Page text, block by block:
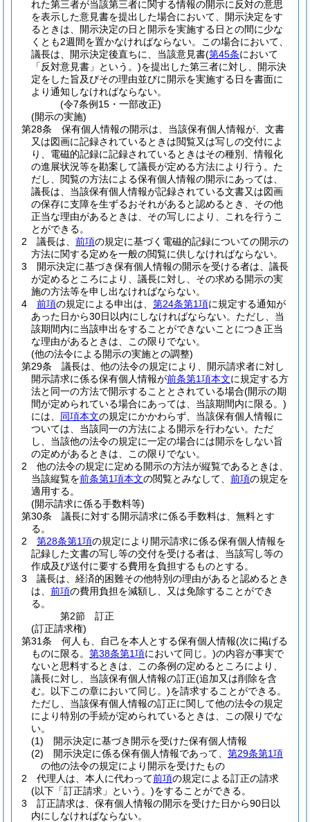
れた第三者が当該第三者に関する情報の開示に反対の意思
を表示した意見書を提出した場合において、開示決定をす
るときは、開示決定の日と開示を実施する日との間に少な
くとも2週間を置かなければならない。
この場合において、
議長は、開示決定後直ちに、当該意見書(第45条において
「反対意見書」という。)を提出した第三者に対し、開示決
定をした旨及びその理由並びに開示を実施する日を書面に
より通知しなければならない。
(令7条例15・一部改正)
(開示の実施)
第28条
保有個人情報の開示は、当該保有個人情報が、文書
又は図画に記録されているときは閲覧又は写しの交付によ
り、電磁的記録に記録されているときはその種別、情報化
の進展状況等を勘案して議長が定める方法により行う。 た
だし、閲覧の方法による保有個人情報の開示にあっては、
議長は、当該保有個人情報が記録されている文書又は図画
の保存に支障を生ずるおそれがあると認めるとき、その他
正当な理由があるときは、その写しにより、これを行うこ
とができる。
2
議長は、 前項の規定に基づく電磁的記録についての開示の
方法に関する定めを一般の閲覧に供しなければならない。
3
開示決定に基づき保有個人情報の開示を受ける者は、議長
が定めるところにより、議長に対し、その求める開示の実
施の方法等を申し出なければならない。
4
前項の規定による申出は、 第24条第1項に規定する通知が
あった日から30日以内にしなければならない。 ただし、当
該期間内に当該申出をすることができないことにつき正当
な理由があるときは、この限りでない。
(他の法令による開示の実施との調整)
第29条
議長は、他の法令の規定により、開示請求者に対し
開示請求に係る保有個人情報が前条第1項本文に規定する方
法と同一の方法で開示することとされている場合(開示の期
間が定められている場合にあっては、当該期間内に限る。)
には、 同項本文の規定にかかわらず、当該保有個人情報に
ついては、当該同一の方法による開示を行わない。 ただ
し、当該他の法令の規定に一定の場合には開示をしない旨
の定めがあるときは、この限りでない。
2
他の法令の規定に定める開示の方法が縦覧であるときは、
当該縦覧を前条第1項本文の閲覧とみなして、 前項の規定を
適用する。
(開示請求に係る手数料等)
第30条
議長に対する開示請求に係る手数料は、無料とす
る。
2
第28条第1項の規定により開示請求に係る保有個人情報を
記録した文書の写し等の交付を受ける者は、当該写し等の
作成及び送付に要する費用を負担するものとする。
3
議長は、経済的困難その他特別の理由があると認めるとき
は、 前項の費用負担を減額し、又は免除することができ
る。
第2節
訂正
(訂正請求権)
第31条
何人も、自己を本人とする保有個人情報(次に掲げる
ものに限る。 第38条第1項において同じ。)の内容が事実で
ないと思料するときは、この条例の定めるところにより、
議長に対し、当該保有個人情報の訂正(追加又は削除を含
む。以下この章において同じ。)を請求することができる。
ただし、当該保有個人情報の訂正に関して他の法令の規定
により特別の手続が定められているときは、この限りでな
い。
(1)
開示決定に基づき開示を受けた保有個人情報
(2)
開示決定に係る保有個人情報であって、 第29条第1項
の他の法令の規定により開示を受けたもの
2
代理人は、本人に代わって前項の規定による訂正の請求
(以下「訂正請求」という。)をすることができる。
3
訂正請求は、保有個人情報の開示を受けた日から90日以
内にしなければならない。